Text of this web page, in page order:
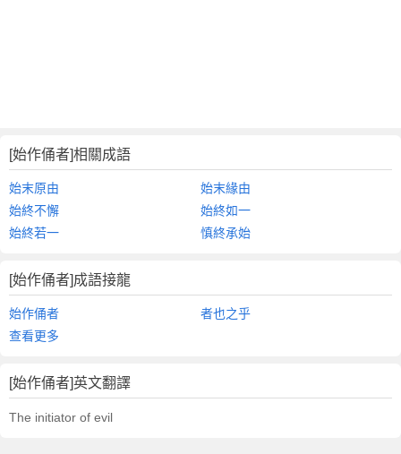
[始作俑者]相關成語
始末原由
始末緣由
始終不懈
始終如一
始終若一
慎終承始
[始作俑者]成語接龍
始作俑者
者也之乎
查看更多
[始作俑者]英文翻譯
The initiator of evil